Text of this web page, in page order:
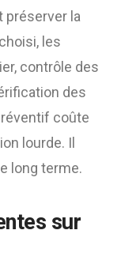
préserver la
les
contrôle des
des
coûte
lourde. Il
long terme.
sur